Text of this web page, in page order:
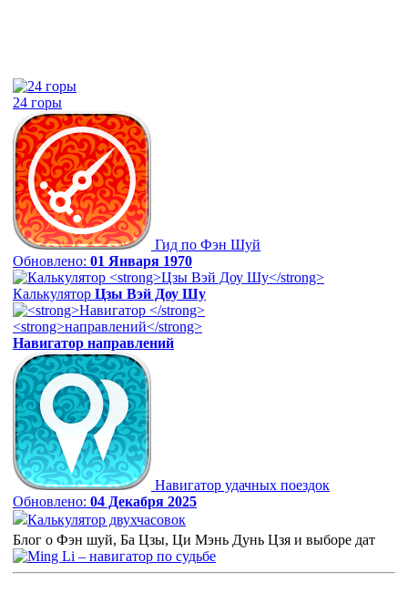
24 горы
Гид по Фэн Шуй
Обновлено: 01 Января 1970
Калькулятор Цзы Вэй Доу Шу
Навигатор направлений
Навигатор удачных поездок
Обновлено: 04 Декабря 2025
Калькулятор двухчасовок
Блог о Фэн шуй, Ба Цзы, Ци Мэнь Дунь Цзя и выборе дат